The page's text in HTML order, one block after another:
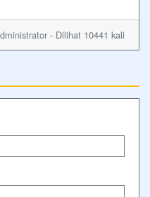
- Dilihat 10441 kali